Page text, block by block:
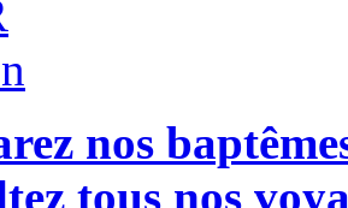
nos
tous nos